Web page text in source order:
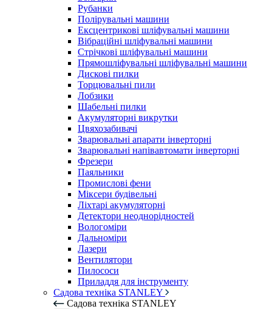
Рубанки
Полірувальні машини
Ексцентрикові шліфувальні машини
Вібраційні шліфувальні машини
Стрічкові шліфувальні машини
Прямошліфувальні шліфувальні машини
Дискові пилки
Торцювальні пили
Лобзики
Шабельні пилки
Акумуляторні викрутки
Цвяхозабивачі
Зварювальні апарати інверторні
Зварювальні напівавтомати інверторні
Фрезери
Паяльники
Промислові фени
Міксери будівельні
Ліхтарі акумуляторні
Детектори неоднорідностей
Вологоміри
Дальноміри
Лазери
Вентилятори
Пилососи
Приладдя для інструменту
Садова техніка STANLEY
Садова техніка STANLEY